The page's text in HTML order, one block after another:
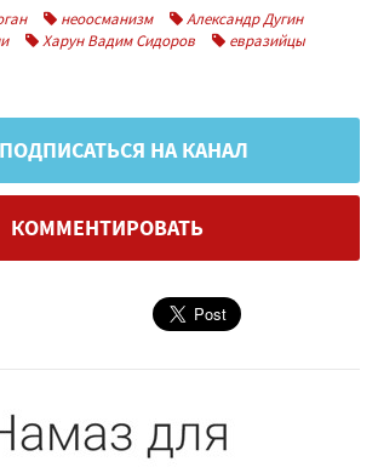
неоосманизм
Александр Дугин
Харун Вадим Сидоров
евразийцы
ПОДПИСАТЬСЯ НА КАНАЛ
КОММЕНТИРОВАТЬ